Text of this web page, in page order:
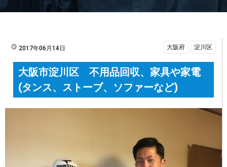
2017年06月14日 大阪府 淀川区
大阪市淀川区 不用品回収、家具や家電
(タンス、ストーブ、ソファーなど)